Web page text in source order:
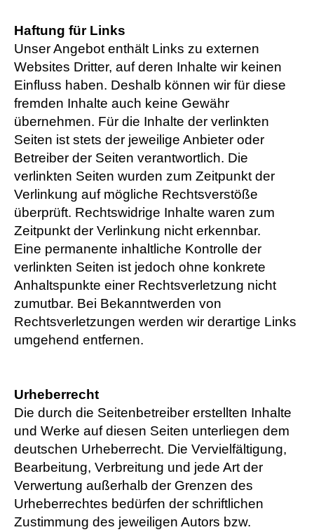
Haftung für Links
Unser Angebot enthält Links zu externen
Websites Dritter, auf deren Inhalte wir keinen
Einfluss haben. Deshalb können wir für diese
fremden Inhalte auch keine Gewähr
übernehmen. Für die Inhalte der verlinkten
Seiten ist stets der jeweilige Anbieter oder
Betreiber der Seiten verantwortlich. Die
verlinkten Seiten wurden zum Zeitpunkt der
Verlinkung auf mögliche Rechtsverstöße
überprüft. Rechtswidrige Inhalte waren zum
Zeitpunkt der Verlinkung nicht erkennbar.
Eine permanente inhaltliche Kontrolle der
verlinkten Seiten ist jedoch ohne konkrete
Anhaltspunkte einer Rechtsverletzung nicht
zumutbar. Bei Bekanntwerden von
Rechtsverletzungen werden wir derartige Links
umgehend entfernen.
Urheberrecht
Die durch die Seitenbetreiber erstellten Inhalte
und Werke auf diesen Seiten unterliegen dem
deutschen Urheberrecht. Die Vervielfältigung,
Bearbeitung, Verbreitung und jede Art der
Verwertung außerhalb der Grenzen des
Urheberrechtes bedürfen der schriftlichen
Zustimmung des jeweiligen Autors bzw.